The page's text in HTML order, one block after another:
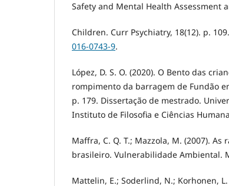
Safety and Mental Health Assessment
Children. Curr Psychiatry, 18(12). p. 109.
016-0743-9.
López, D. S. O. (2020). O Bento das
rompimento da barragem de Fundão
p. 179. Dissertação de mestrado.
Instituto de Filosofia e Ciências
Maffra, C. Q. T.; Mazzola, M. (2007).
brasileiro. Vulnerabilidade Ambiental.
Mattelin, E.; Soderlind, N.; Korhonen,